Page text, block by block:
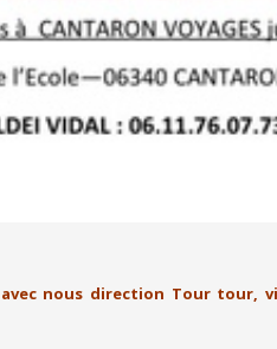
nous direction Tour